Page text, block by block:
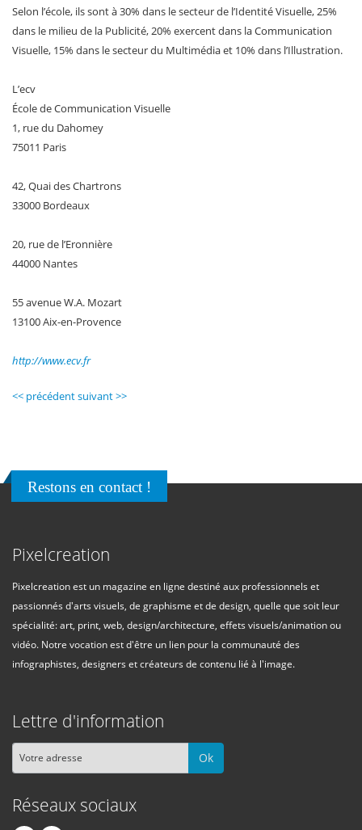
Selon l’école, ils sont à 30% dans le secteur de l’Identité Visuelle, 25%
dans le milieu de la Publicité, 20% exercent dans la Communication
Visuelle, 15% dans le secteur du Multimédia et 10% dans l’Illustration.
L’ecv
École de Communication Visuelle
1, rue du Dahomey
75011 Paris
42, Quai des Chartrons
33000 Bordeaux
20, rue de l’Eronnière
44000 Nantes
55 avenue W.A. Mozart
13100 Aix-en-Provence
http://www.ecv.fr
<< précédentsuivant >>
Restons en contact !
Pixelcreation
Pixelcreation est un magazine en ligne destiné aux professionnels et
passionnés d'arts visuels, de graphisme et de design, quelle que soit leur
spécialité: art, print, web, design/architecture, effets visuels/animation ou
vidéo. Notre vocation est d'être un lien pour la communauté des
infographistes, designers et créateurs de contenu lié à l'image.
Lettre d'information
Ok
Réseaux sociaux